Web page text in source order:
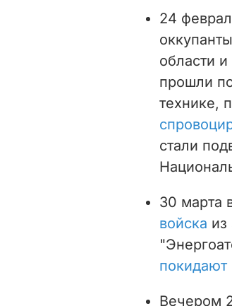
24
оккупанты
области и
прошли
технике,
стали
30 марта
войска
Вечером